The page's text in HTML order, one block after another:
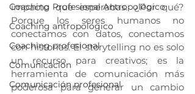
Coaching Profesional Antropológico
Coaching antropológico
Coaching profesional
Comunicación
Comunicación profesional
impacto que esperabas. ¿Por qué?
Porque los seres humanos no
conectamos con datos, conectamos
con historias. El storytelling no es solo
un recurso para creativos; es la
herramienta de comunicación más
poderosa para generar un cambio